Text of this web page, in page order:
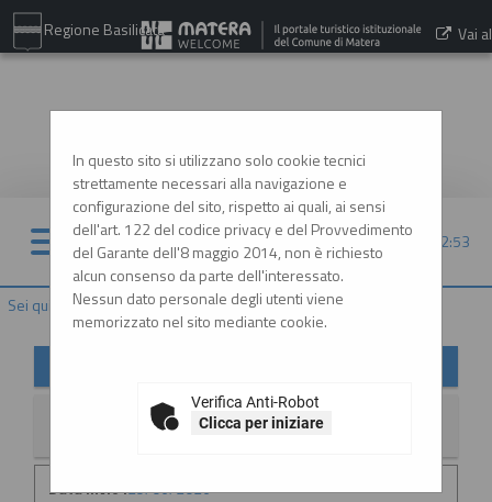
Regione Basilicata Vai al
09/08/2026 12:53
Sei qui: Home»Informazioni»News
In questo sito si utilizzano solo cookie tecnici
strettamente necessari alla navigazione e
configurazione del sito, rispetto ai quali, ai sensi
dell'art. 122 del codice privacy e del Provvedimento
del Garante dell'8 maggio 2014, non è richiesto
alcun consenso da parte dell'interessato.
Nessun dato personale degli utenti viene
memorizzato nel sito mediante cookie.
Verifica Anti-Robot
Clicca per iniziare
La ricerca ha restituito 2 risultati.
Data invio :29/06/2026